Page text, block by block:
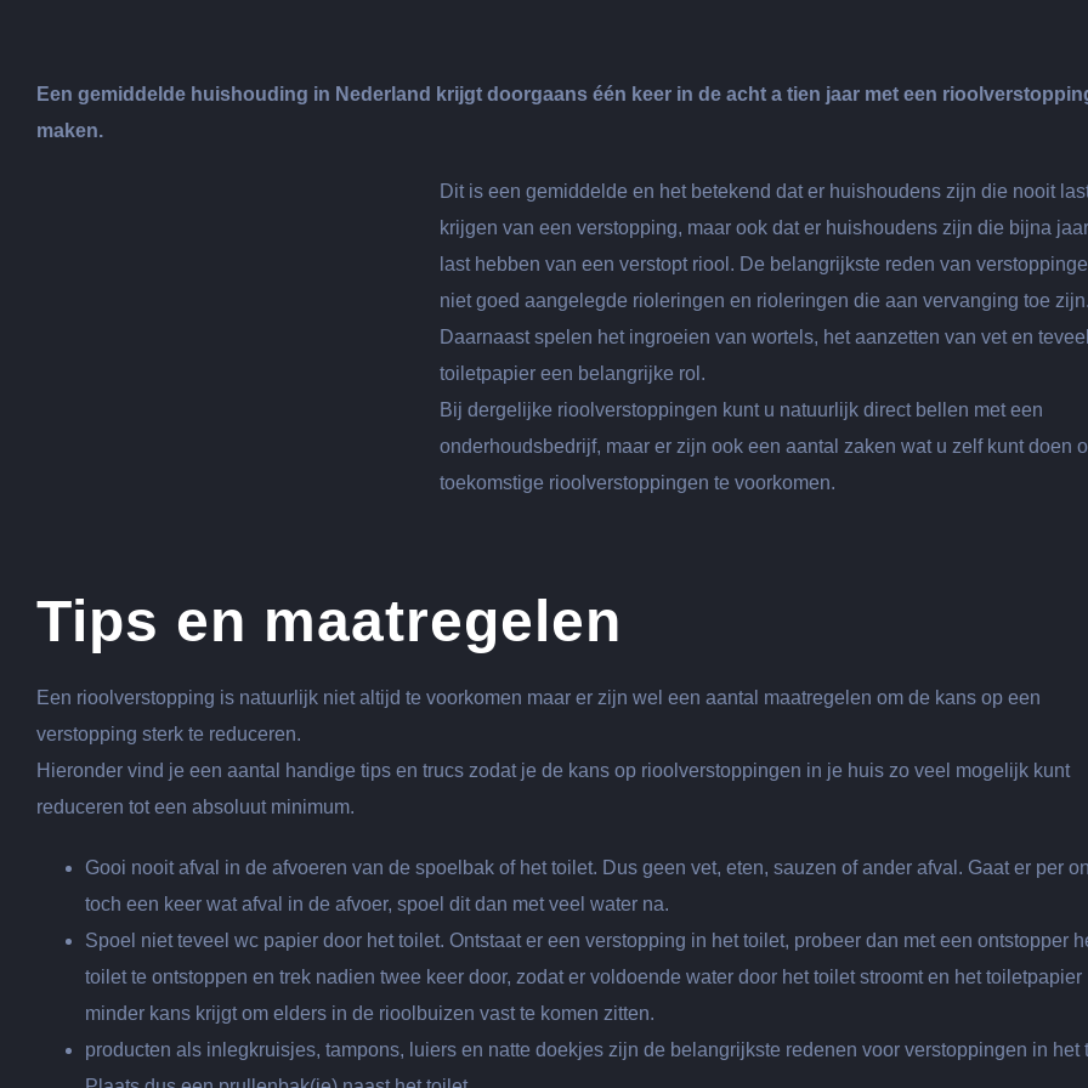
Een gemiddelde huishouding in Nederland krijgt doorgaans één keer in de acht a tien jaar met een
maken.
Dit is een gemiddelde en het betekend dat er huishoudens zijn die nooit
krijgen van een verstopping, maar ook dat er huishoudens zijn die bijna
last hebben van een verstopt riool. De belangrijkste reden van
niet goed aangelegde rioleringen en rioleringen die aan vervanging toe
Daarnaast spelen het ingroeien van wortels, het aanzetten van vet en
toiletpapier een belangrijke rol.
Bij dergelijke rioolverstoppingen kunt u natuurlijk direct bellen met een
onderhoudsbedrijf, maar er zijn ook een aantal zaken wat u zelf kunt doen
toekomstige rioolverstoppingen te voorkomen.
Tips en maatregelen
Een rioolverstopping is natuurlijk niet altijd te voorkomen maar er zijn wel een aantal maatregelen om de kans op een
verstopping sterk te reduceren.
Hieronder vind je een aantal handige tips en trucs zodat je de kans op rioolverstoppingen in je huis zo veel mogelijk kunt
reduceren tot een absoluut minimum.
Gooi nooit afval in de afvoeren van de spoelbak of het toilet. Dus geen vet, eten, sauzen of ander afval. Gaat er per
toch een keer wat afval in de afvoer, spoel dit dan met veel water na.
Spoel niet teveel wc papier door het toilet. Ontstaat er een verstopping in het toilet, probeer dan met een ontstopper
toilet te ontstoppen en trek nadien twee keer door, zodat er voldoende water door het toilet stroomt en het toiletpapier
minder kans krijgt om elders in de rioolbuizen vast te komen zitten.
producten als inlegkruisjes, tampons, luiers en natte doekjes zijn de belangrijkste redenen voor verstoppingen in het